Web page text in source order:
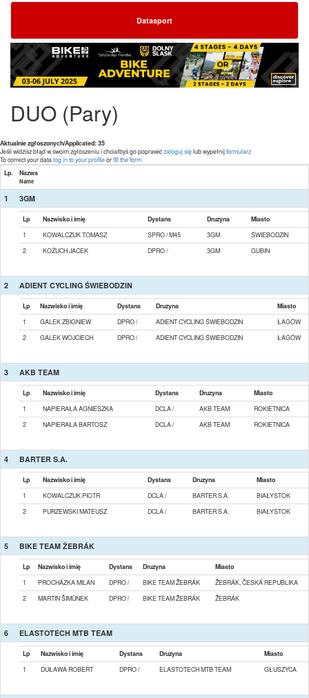
Datasport
DUO (Pary)
Aktualnie zgłoszonych/Applicated: 35
Jeśli widzisz błąd w swoim zgłoszeniu i chciałbyś go poprawićzaloguj sięlub wypełnijformularz
To correct your datalog in to your profileorfill the form
Lp.
Nazwa
Name
1 3GM
Lp Nazwisko i imię Dystans Druzyna
Miasto
1
KOWALCZUK TOMASZ SPRO / M45 3GM
ŚWIEBODZIN
2
KOŻUCH JACEK DPRO / 3GM GUBIN
2 ADIENT CYCLING ŚWIEBODZIN
Lp Nazwisko i imię Dystans Druzyna
Miasto
1
GALEK ZBIGNIEW DPRO / ADIENT CYCLING ŚWIEBODZIN
ŁAGÓW
2
GALEK WOJCIECH DPRO / ADIENT CYCLING ŚWIEBODZIN ŁAGÓW
3 AKB TEAM
Lp Nazwisko i imię Dystans Druzyna
Miasto
1
NAPIERAŁA AGNIESZKA DCLA / AKB TEAM
ROKIETNICA
2
NAPIERAŁA BARTOSZ DCLA / AKB TEAM ROKIETNICA
4 BARTER S.A.
Lp Nazwisko i imię Dystans Druzyna
Miasto
1
KOWALCZUK PIOTR DCLA / BARTER S.A.
BIAŁYSTOK
2
PURZEWSKI MATEUSZ DCLA / BARTER S.A. BIAŁYSTOK
5 BIKE TEAM ŽEBRÁK
Lp Nazwisko i imię Dystans Druzyna
Miasto
1
PROCHÁZKA MILAN DPRO / BIKE TEAM ŽEBRÁK
ŽEBRÁK, ČESKÁ REPUBLIKA
2
MARTIN ŠIMŮNEK DPRO / BIKE TEAM ŽEBRÁK ŽEBRÁK
6 ELASTOTECH MTB TEAM
Lp Nazwisko i imię Dystans Druzyna
Miasto
1
DUŁAWA ROBERT DPRO / ELASTOTECH MTB TEAM GŁUSZYCA